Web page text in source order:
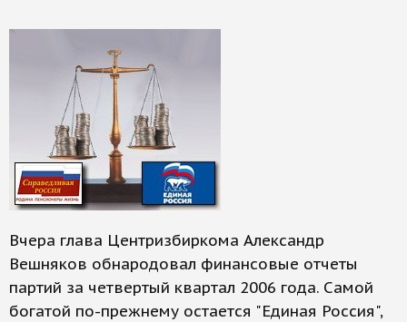
Вчера глава Центризбиркома Александр
Вешняков обнародовал финансовые отчеты
партий за четвертый квартал 2006 года. Самой
богатой по-прежнему остается "Единая Россия",